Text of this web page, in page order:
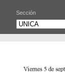
Sección